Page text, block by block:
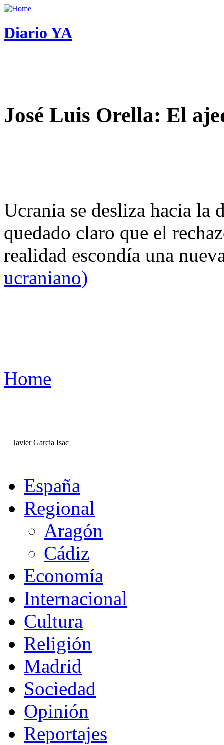
Diario YA
José Luis Orella: El
Ucrania se desliza hacia
quedado claro que el
realidad escondía una
ucraniano)
Home
Javier Garcia Isac
España
Regional
Aragón
Cádiz
Economía
Internacional
Cultura
Religión
Madrid
Sociedad
Opinión
Reportajes